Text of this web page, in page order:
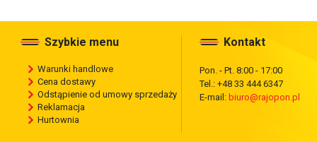
Szybkie menu
Warunki handlowe
Cena dostawy
Odstąpienie od umowy sprzedaży
Reklamacja
Hurtownia
Kontakt
Pon. - Pt. 8:00 - 17:00
Tel.: +48 33 444 6347
E-mail: biuro@rajopon.pl